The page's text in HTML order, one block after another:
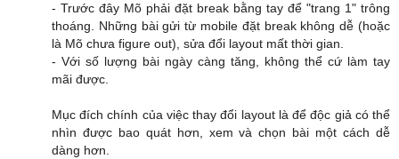
- Trước đây Mõ phải đặt break bằng tay để "trang 1" trông
thoáng. Những bài gửi từ mobile đặt break không dễ (hoặc
là Mõ chưa figure out), sửa đổi layout mất thời gian.
- Với số lượng bài ngày càng tăng, không thể cứ làm tay
mãi được.
Mục đích chính của việc thay đổi layout là để độc giả có thể
nhìn được bao quát hơn, xem và chọn bài một cách dễ
dàng hơn.